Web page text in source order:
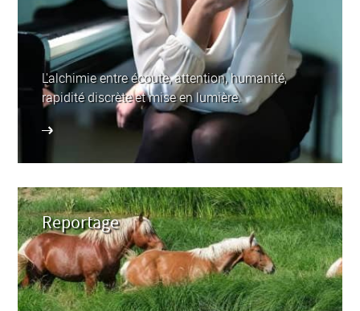
L'alchimie entre écoute, attention, humanité,
rapidité discrète et mise en lumière.
Reportage